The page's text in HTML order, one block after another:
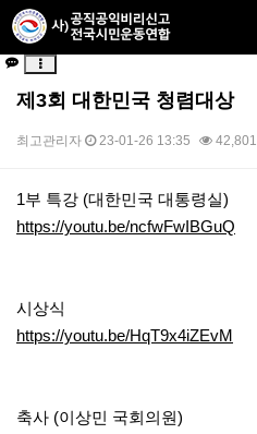
제3회 대한민국 청렴대상
최고관리자 23-01-26 13:35 42,801
본문
1부 특강 (대한민국 대통령실)
https://youtu.be/ncfwFwIBGuQ
시상식
https://youtu.be/HqT9x4iZEvM
축사 (이상민 국회의원)